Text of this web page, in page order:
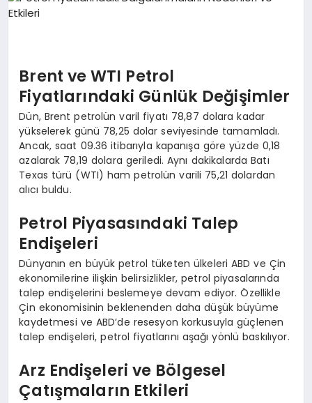
MAGAZIN
YAŞAM
Brent ve WTI Petrol
Fiyatlarındaki Günlük Değişimler
Dün, Brent petrolün varil fiyatı 78,87 dolara kadar
yükselerek günü 78,25 dolar seviyesinde tamamladı.
Ancak, saat 09.36 itibarıyla kapanışa göre yüzde 0,18
azalarak 78,19 dolara geriledi. Aynı dakikalarda Batı
Texas türü (WTI) ham petrolün varili 75,21 dolardan
alıcı buldu.
Petrol Piyasasındaki Talep
Endişeleri
Dünyanın en büyük petrol tüketen ülkeleri ABD ve Çin
ekonomilerine ilişkin belirsizlikler, petrol piyasalarında
talep endişelerini beslemeye devam ediyor. Özellikle
Çin ekonomisinin beklenenden daha düşük büyüme
kaydetmesi ve ABD’de resesyon korkusuyla güçlenen
talep endişeleri, petrol fiyatlarını aşağı yönlü baskılıyor.
Arz Endişeleri ve Bölgesel
Çatışmaların Etkileri